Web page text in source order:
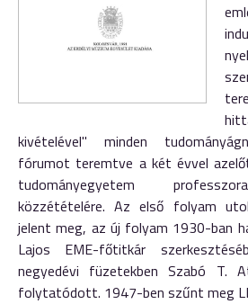
kivételével" minden
fórumot teremtve a két évvel
tudományegyetem
közzétételére. Az első folyam
jelent meg, az új folyam 1930-ban
Lajos EME-főtitkár
negyedévi füzetekben Szabó T.
folytatódott. 1947-ben szűnt meg